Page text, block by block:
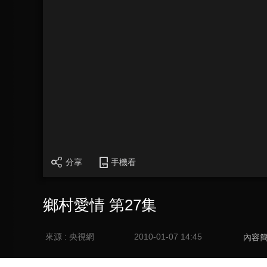
分享 手機看
鄉村愛情 第27集
來源 : 央視網 2010-01-07 14:45 內容